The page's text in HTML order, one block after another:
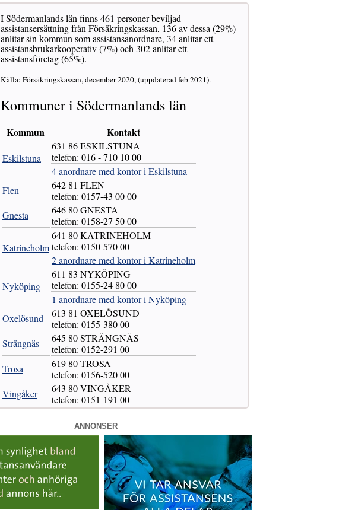
I Södermanlands län finns 461 personer beviljad
assistansersättning från Försäkringskassan, 136 av dessa (29%)
anlitar sin kommun som assistansanordnare, 34 anlitar ett
assistansbrukarkooperativ (7%) och 302 anlitar ett
assistansföretag (65%).
Källa: Försäkringskassan, december 2020, (uppdaterad feb 2021).
Kommuner i Södermanlands län
Kommun Kontakt
Eskilstuna
631 86 ESKILSTUNA
telefon: 016 - 710 10 00
4 anordnare med kontor i Eskilstuna
Flen
642 81 FLEN
telefon: 0157-43 00 00
Gnesta
646 80 GNESTA
telefon: 0158-27 50 00
Katrineholm
641 80 KATRINEHOLM
telefon: 0150-570 00
2 anordnare med kontor i Katrineholm
Nyköping
611 83 NYKÖPING
telefon: 0155-24 80 00
1 anordnare med kontor i Nyköping
Oxelösund
613 81 OXELÖSUND
telefon: 0155-380 00
Strängnäs
645 80 STRÄNGNÄS
telefon: 0152-291 00
Trosa
619 80 TROSA
telefon: 0156-520 00
Vingåker
643 80 VINGÅKER
telefon: 0151-191 00
ANNONSER